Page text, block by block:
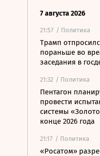
7 августа 2026
21:57 / Политика
Трамп
пораньше во
заседания в
21:32 / Политика
Пентагон
провести
системы
конце 2026 года
21:17 / Политика
«Росатом»